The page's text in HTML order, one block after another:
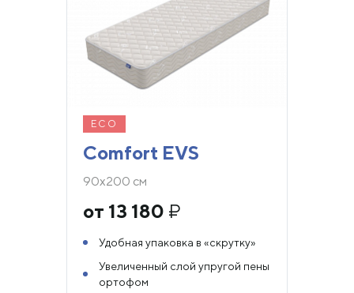
ECO
Comfort EVS
90х200 см
от 13 180 ₽
Удобная упаковка в «скрутку»
Увеличенный слой упругой пены
ортофом